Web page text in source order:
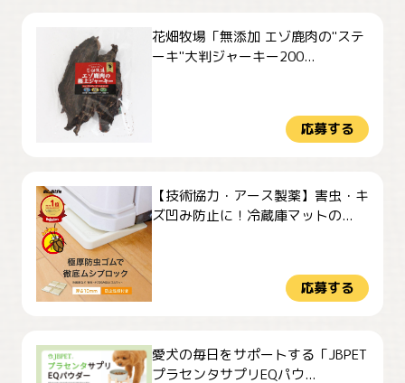
花畑牧場「無添加 エゾ鹿肉の"ステ
ーキ"大判ジャーキー200...
応募する
【技術協力・アース製薬】害虫・キ
ズ凹み防止に！冷蔵庫マットの...
応募する
愛犬の毎日をサポートする「JBPET
プラセンタサプリEQパウ...